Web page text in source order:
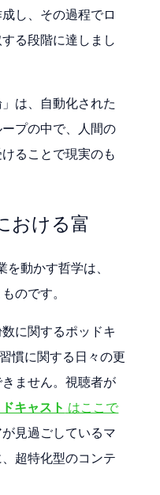
し、その過程でロ
る段階に達しまし
は、自動化された
プの中で、人間の
ることで現実のも
おける富
動かす哲学は、
のです。
に関するポッドキ
慣に関する日々の更
ません。視聴者が
キャスト はここで
見過ごしているマ
超特化型のコンテ